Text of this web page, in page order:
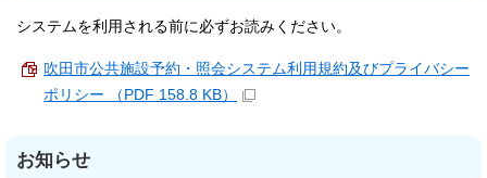
システムを利用される前に必ずお読みください。
吹田市公共施設予約・照会システム利用規約及びプライバシー
ポリシー （PDF 158.8 KB）
お知らせ